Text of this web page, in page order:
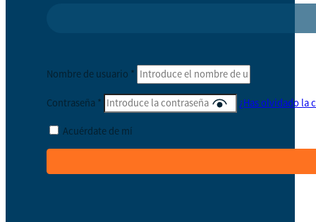
Nombre de usuario *
Contraseña * ¿Has olvidado la
Acuérdate de mí